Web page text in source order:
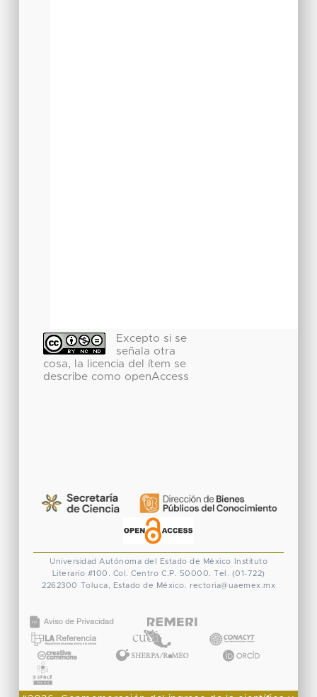
Excepto si se
señala otra
cosa, la licencia del ítem se
describe como openAccess
Universidad Autónoma del Estado de México
Instituto
Literario #100. Col. Centro C.P. 50000. Tel. (01-722)
2262300 Toluca, Estado de México. rectoria@uaemex.mx